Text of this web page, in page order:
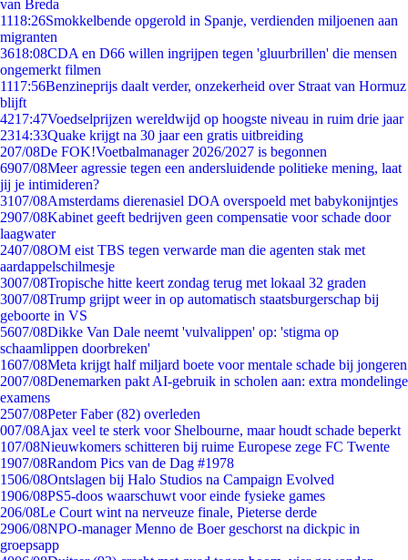
van Breda
1118:26Smokkelbende opgerold in Spanje, verdienden miljoenen aan
migranten
3618:08CDA en D66 willen ingrijpen tegen 'gluurbrillen' die mensen
ongemerkt filmen
1117:56Benzineprijs daalt verder, onzekerheid over Straat van Hormuz
blijft
4217:47Voedselprijzen wereldwijd op hoogste niveau in ruim drie jaar
2314:33Quake krijgt na 30 jaar een gratis uitbreiding
207/08De FOK!Voetbalmanager 2026/2027 is begonnen
6907/08Meer agressie tegen een andersluidende politieke mening, laat
jij je intimideren?
3107/08Amsterdams dierenasiel DOA overspoeld met babykonijntjes
2907/08Kabinet geeft bedrijven geen compensatie voor schade door
laagwater
2407/08OM eist TBS tegen verwarde man die agenten stak met
aardappelschilmesje
3007/08Tropische hitte keert zondag terug met lokaal 32 graden
3007/08Trump grijpt weer in op automatisch staatsburgerschap bij
geboorte in VS
5607/08Dikke Van Dale neemt 'vulvalippen' op: 'stigma op
schaamlippen doorbreken'
1607/08Meta krijgt half miljard boete voor mentale schade bij jongeren
2007/08Denemarken pakt AI-gebruik in scholen aan: extra mondelinge
examens
2507/08Peter Faber (82) overleden
007/08Ajax veel te sterk voor Shelbourne, maar houdt schade beperkt
107/08Nieuwkomers schitteren bij ruime Europese zege FC Twente
1907/08Random Pics van de Dag #1978
1506/08Ontslagen bij Halo Studios na Campaign Evolved
1906/08PS5-doos waarschuwt voor einde fysieke games
206/08Le Court wint na nerveuze finale, Pieterse derde
2906/08NPO-manager Menno de Boer geschorst na dickpic in
groepsapp